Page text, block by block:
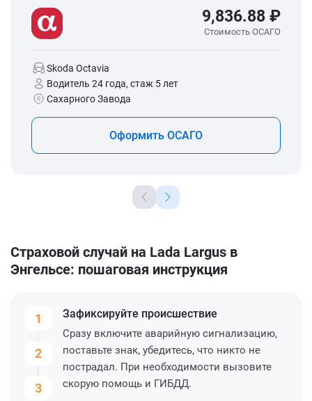
9,836.88 ₽
Стоимость ОСАГО
Skoda Octavia
Водитель 24 года, стаж 5 лет
Сахарного Завода
Оформить ОСАГО
Страховой случай на Lada Largus в
Энгельсе: пошаговая инструкция
1
2
3
Зафиксируйте происшествие
Сразу включите аварийную сигнализацию,
поставьте знак, убедитесь, что никто не
пострадал. При необходимости вызовите
скорую помощь и ГИБДД.